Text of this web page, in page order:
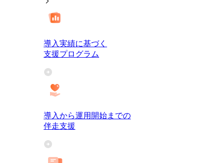
導入実績に基づく
支援プログラム
導入から運用開始までの
伴走支援